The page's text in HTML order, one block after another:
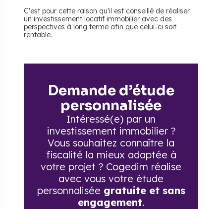
C'est pour cette raison qu'il est conseillé de réaliser
un investissement locatif immobilier avec des
perspectives à long terme afin que celui-ci soit
rentable.
Demande d’étude
personnalisée
Intéressé(e) par un
investissement immobilier ?
Vous souhaitez connaître la
fiscalité la mieux adaptée à
votre projet ? Cogedim réalise
avec vous votre étude
personnalisée gratuite et sans
engagement.